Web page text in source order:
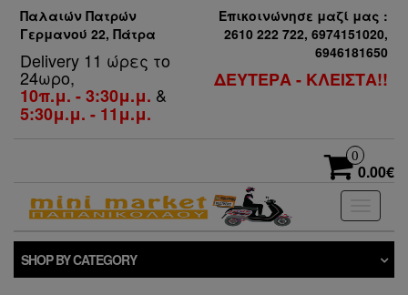
Παλαιών Πατρών
Γερμανού 22, Πάτρα
Delivery 11 ώρες το
24ωρο,
10π.μ. - 3:30μ.μ. &
5:30μ.μ. - 11μ.μ.
Επικοινώνησε μαζί μας :
2610 222 722, 6974151020,
6946181650
ΔΕΥΤΕΡΑ - ΚΛΕΙΣΤΑ!!
0
0.00€
SHOP BY CATEGORY